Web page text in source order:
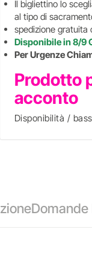
Il bigliettino lo
al tipo di
spedizione
Disponibile in 8/9
Per Urgenze
Prodotto
acconto
Disponibilità /
Domande